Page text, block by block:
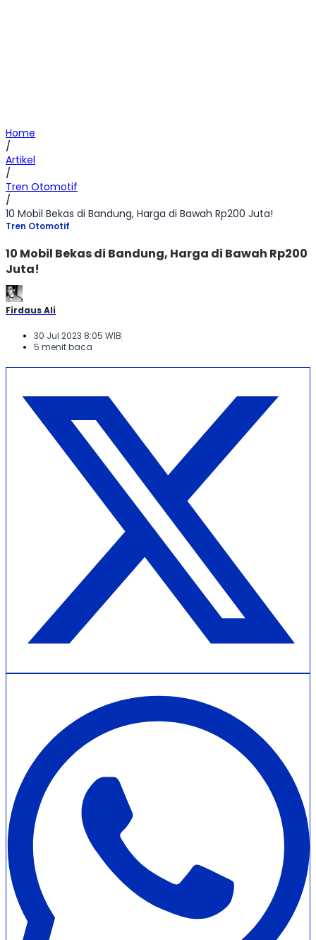
Home
/
Artikel
/
Tren Otomotif
/
10 Mobil Bekas di Bandung, Harga di Bawah Rp200 Juta!
Tren Otomotif
10 Mobil Bekas di Bandung, Harga di Bawah Rp200
Juta!
Firdaus Ali
30 Jul 2023 8:05 WIB
5 menit baca